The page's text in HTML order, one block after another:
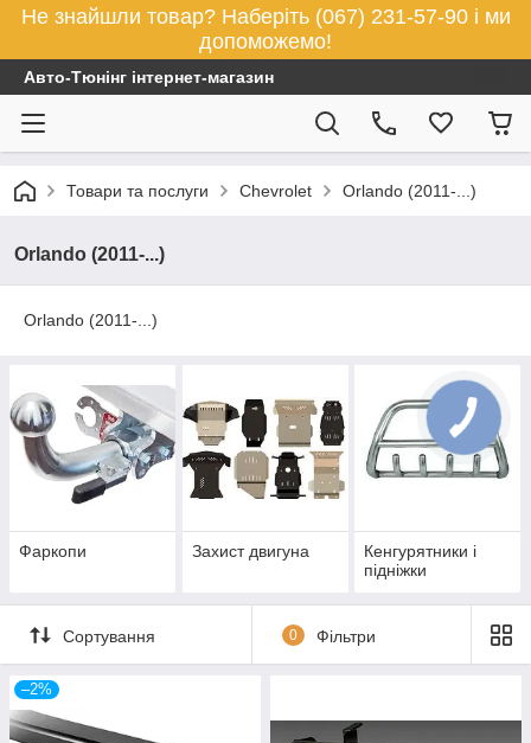
Не знайшли товар? Наберіть (067) 231-57-90 і ми
допоможемо!
Авто-Тюнінг інтернет-магазин
Товари та послуги Chevrolet Orlando (2011-...)
Orlando (2011-...)
Orlando (2011-...)
Фаркопи Захист двигуна
Кенгурятники і
підніжки
Сортування 0 Фільтри
–2%